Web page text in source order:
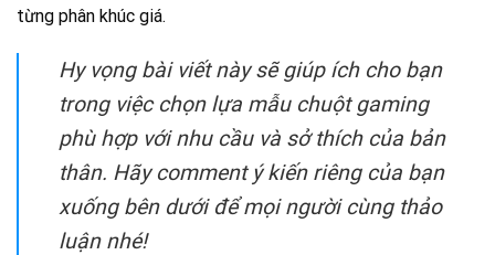
từng phân khúc giá.
Hy vọng bài viết này sẽ giúp ích cho bạn
trong việc chọn lựa mẫu chuột gaming
phù hợp với nhu cầu và sở thích của bản
thân. Hãy comment ý kiến riêng của bạn
xuống bên dưới để mọi người cùng thảo
luận nhé!